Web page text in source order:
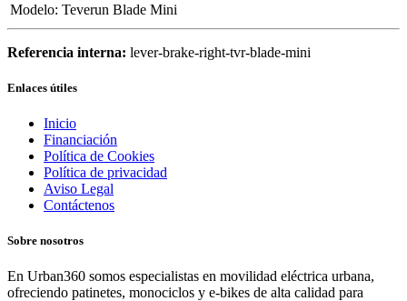
Modelo: Teverun Blade Mini
Referencia interna: lever-brake-right-tvr-blade-mini
Enlaces útiles
Inicio
Financiación
Política de Cookies
Política de privacidad
Aviso Legal
Contáctenos
Sobre nosotros
En Urban360 somos especialistas en movilidad eléctrica urbana,
ofreciendo patinetes, monociclos y e-bikes de alta calidad para